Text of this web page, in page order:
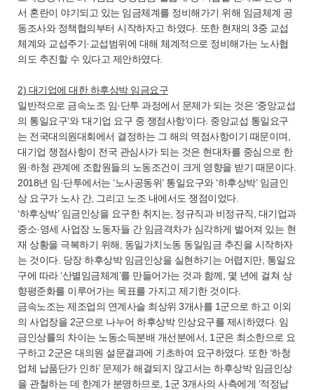
서 혼란이 야기되고 있는 임금체계를 정비해가기 위해 임금체계 공
동조사와 정책협의부터 시작하자고 하였다. 또한 현재의 3중 교섭
체계와 교섭주기·교섭범위에 대해 체계적으로 정비해가는 노사협
의도 추진할 수 있다고 제안하였다.
2) 대기업에 대한 하후상박 임금요구
일반적으로 금속노조 임·단투 과정에서 문제가 되는 것은 ‘중앙교섭
의 통일요구’와 ‘대기업 요구 중 쟁점사항’이다. 중앙교섭 통일요구
는 전국대의원대회에서 결정하는 그 해의 역점사항이기 때문이며,
대기업 쟁점사항이 전국 관심사가 되는 것은 현대차를 중심으로 한
원·하청 관계에 조합원들의 노동조건이 크게 영향을 받기 때문이다.
2018년 임·단투에서는 ‘노사공동위’ 통일요구와 ‘하후상박’ 임금인
상 요구가 노사 간, 그리고 노조 내에서도 쟁점이었다.
‘하후상박’ 임금인상을 요구한 취지는, 정규직과 비정규직, 대기업과
중소·영세 사업장 노동자들 간 임금격차가 심각하게 벌어져 있는 현
재 상황을 극복하기 위해, 동일가치노동 동일임금 추진을 시작하자
는 것이다. 당장 하후상박 임금인상을 실현하기는 어렵지만, 통일요
구에 따라 ‘산별임금체계’를 만들어가는 것과 함께, 몇 년에 걸쳐 상
향평준화를 이루어가는 목표를 가지고 제기한 것이다.
금속노조는 제조업의 연계사슬 최상위 3개사를 1군으로 하고 이외
의 사업장을 2군으로 나누어 하후상박 인상요구를 제시하였다. 임
금인상률의 차이는 노동소득분배 개선분에서, 1군은 최소한으로 요
구하고 2군은 대의원 설문결과에 기초하여 요구하였다. 또한 ‘하청
업체 납품단가 인하’ 문제가 해결되지 않고서는 하후상박 임금인상
을 관철하는 데 한계가 분명하므로, 1군 3개사의 사측에게 ‘적정납